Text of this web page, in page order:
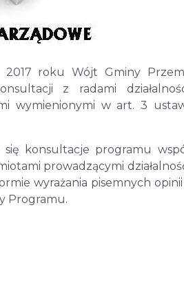
roku Wójt Gminy
z radami
wymienionymi w art. 3
się konsultacje programu
prowadzącymi
wyrażania pisemnych
Programu.